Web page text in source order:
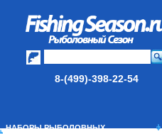
8-(499)-398-22-54
НАБОРЫ РЫБОЛОВНЫХ